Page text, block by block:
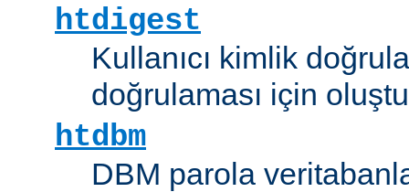
htdigest
Kullanıcı kimlik
doğrulaması için
htdbm
DBM parola